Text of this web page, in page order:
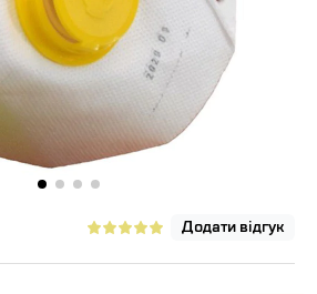
Додати відгук